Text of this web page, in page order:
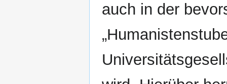
auch in der